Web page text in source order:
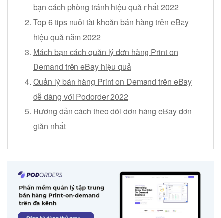
bạn cách phòng tránh hiệu quả nhất 2022
Top 6 tips nuôi tài khoản bán hàng trên eBay
hiệu quả năm 2022
Mách bạn cách quản lý đơn hàng Print on
Demand trên eBay hiệu quả
Quản lý bán hàng Print on Demand trên eBay
dễ dàng với Podorder 2022
Hướng dẫn cách theo dõi đơn hàng eBay đơn
giản nhất